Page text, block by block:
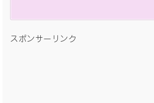
スポンサーリンク